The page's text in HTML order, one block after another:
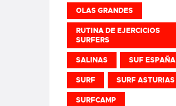
OLAS GRANDES
RUTINA DE EJERCICIOS
SURFERS
SALINAS SUF ESPAÑA
SURF SURF ASTURIAS
SURFCAMP